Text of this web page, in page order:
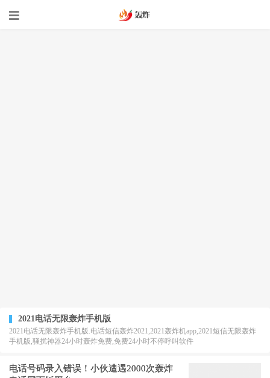
2021电话无限轰炸手机版
2021电话无限轰炸手机版.电话短信轰炸2021,2021轰炸机app,2021短信无限轰炸
手机版,骚扰神器24小时轰炸免费,免费24小时不停呼叫软件
电话号码录入错误！小伙遭遇2000次轰炸